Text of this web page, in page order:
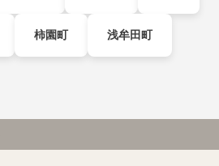
柿園町 浅牟田町